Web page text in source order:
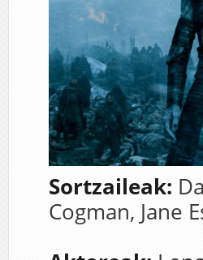
Sortzaileak: D
Cogman, Jane